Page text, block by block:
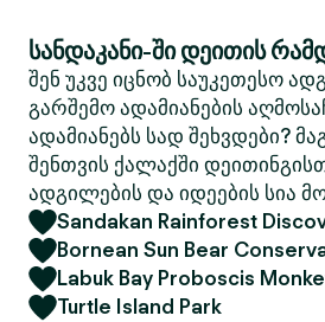
სანდაკანი-ში დეითის
შენ უკვე იცნობ საუკეთესო
გარშემო ადამიანების
ადამიანებს სად შეხვდები?
შენთვის ქალაქში
ადგილების და იდეების სია
Sandakan Rainforest
Bornean Sun Bear
Labuk Bay Proboscis
Turtle Island Park